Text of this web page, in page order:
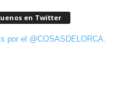
en Twitter
por el @COSASDELORCA.